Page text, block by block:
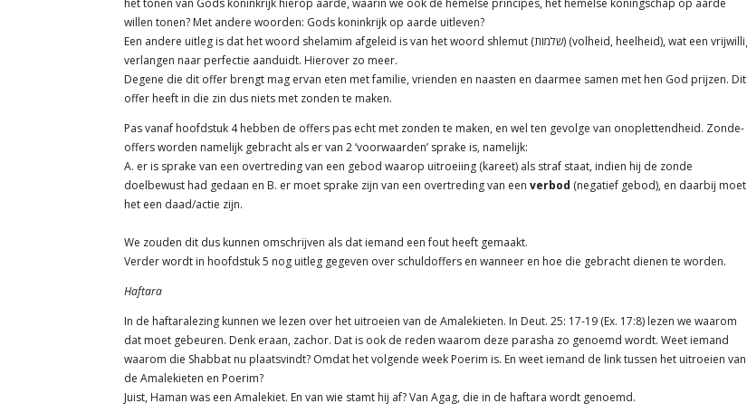
het tonen van Gods koninkrijk hierop aarde, waarin we ook de hemelse principes, het hemelse koningschap op aarde
willen tonen? Met andere woorden: Gods koninkrijk op aarde uitleven?
Een andere uitleg is dat het woord shelamim afgeleid is van het woord shlemut (שלמות) (volheid, heelheid), wat een vrijwillig
verlangen naar perfectie aanduidt. Hierover zo meer.
Degene die dit offer brengt mag ervan eten met familie, vrienden en naasten en daarmee samen met hen God prijzen. Dit
offer heeft in die zin dus niets met zonden te maken.
Pas vanaf hoofdstuk 4 hebben de offers pas echt met zonden te maken, en wel ten gevolge van onoplettendheid. Zonde-
offers worden namelijk gebracht als er van 2 ‘voorwaarden’ sprake is, namelijk:
A. er is sprake van een overtreding van een gebod waarop uitroeiing (kareet) als straf staat, indien hij de zonde
doelbewust had gedaan en B. er moet sprake zijn van een overtreding van een verbod (negatief gebod), en daarbij moet
het een daad/actie zijn.
We zouden dit dus kunnen omschrijven als dat iemand een fout heeft gemaakt.
Verder wordt in hoofdstuk 5 nog uitleg gegeven over schuldoffers en wanneer en hoe die gebracht dienen te worden.
Haftara
In de haftaralezing kunnen we lezen over het uitroeien van de Amalekieten. In Deut. 25: 17-19 (Ex. 17:8) lezen we waarom
dat moet gebeuren. Denk eraan, zachor. Dat is ook de reden waarom deze parasha zo genoemd wordt. Weet iemand
waarom die Shabbat nu plaatsvindt? Omdat het volgende week Poerim is. En weet iemand de link tussen het uitroeien van
de Amalekieten en Poerim?
Juist, Haman was een Amalekiet. En van wie stamt hij af? Van Agag, die in de haftara wordt genoemd.